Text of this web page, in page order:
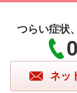
つらい症状
ネッ